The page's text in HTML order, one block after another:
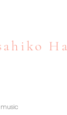
music